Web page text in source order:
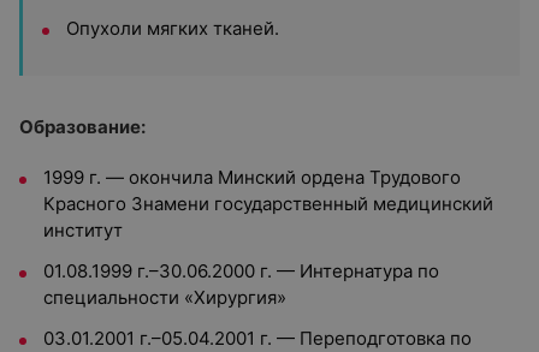
Опухоли мягких тканей.
Образование:
1999 г. — окончила Минский ордена Трудового
Красного Знамени государственный медицинский
институт
01.08.1999 г.–30.06.2000 г. — Интернатура по
специальности «Хирургия»
03.01.2001 г.–05.04.2001 г. — Переподготовка по